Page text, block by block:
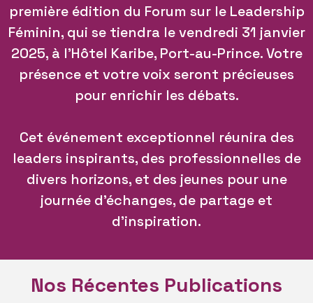
première édition du Forum sur le Leadership
Féminin, qui se tiendra le vendredi 31 janvier
2025, à l’Hôtel Karibe, Port-au-Prince. Votre
présence et votre voix seront précieuses
pour enrichir les débats.
Cet événement exceptionnel réunira des
leaders inspirants, des professionnelles de
divers horizons, et des jeunes pour une
journée d’échanges, de partage et
d’inspiration.
Nos Récentes Publications